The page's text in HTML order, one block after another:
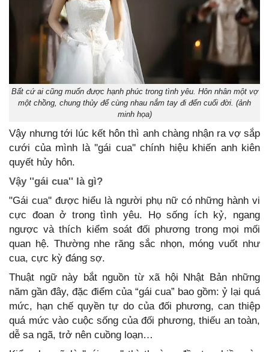
Bất cứ ai cũng muốn được hạnh phúc trong tình yêu. Hôn nhân một vợ
một chồng, chung thủy để cùng nhau nắm tay đi đến cuối đời. (ảnh
minh họa)
Vậy nhưng tới lúc kết hôn thì anh chàng nhận ra vợ sắp
cưới của mình là ''gái cua'' chính hiệu khiến anh kiên
quyết hủy hôn.
Vậy ''gái cua'' là gì?
"Gái cua'' được hiểu là người phụ nữ có những hành vi
cực đoan ở trong tình yêu. Họ sống ích kỷ, ngang
ngược và thích kiểm soát đối phương trong mọi mối
quan hệ. Thường nhe răng sắc nhọn, móng vuốt như
cua, cực kỳ đáng sợ.
Thuật ngữ này bắt nguồn từ xã hội Nhật Bản những
năm gần đây, đặc điểm của “gái cua” bao gồm: ỷ lại quá
mức, hạn chế quyền tự do của đối phương, can thiệp
quá mức vào cuộc sống của đối phương, thiếu an toàn,
dễ sa ngã, trở nên cuồng loạn…